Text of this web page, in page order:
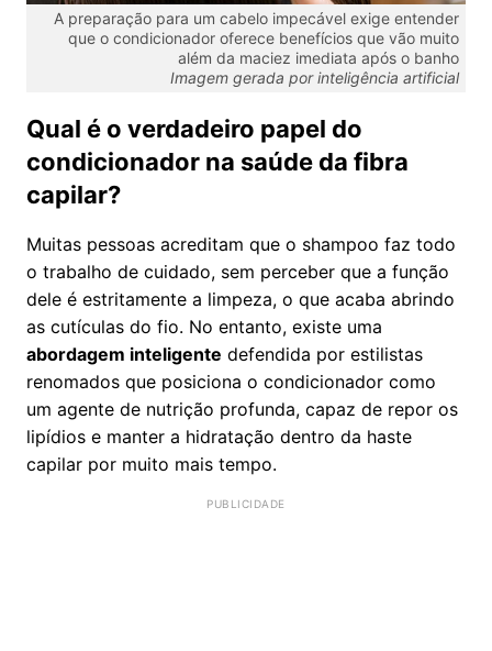
A preparação para um cabelo impecável exige entender
que o condicionador oferece benefícios que vão muito
além da maciez imediata após o banho
Imagem gerada por inteligência artificial
Qual é o verdadeiro papel do
condicionador na saúde da fibra
capilar?
Muitas pessoas acreditam que o shampoo faz todo
o trabalho de cuidado, sem perceber que a função
dele é estritamente a limpeza, o que acaba abrindo
as cutículas do fio. No entanto, existe uma
abordagem inteligente defendida por estilistas
renomados que posiciona o condicionador como
um agente de nutrição profunda, capaz de repor os
lipídios e manter a hidratação dentro da haste
capilar por muito mais tempo.